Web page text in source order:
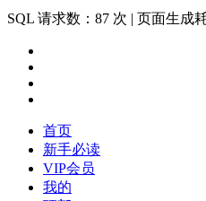
SQL 请求数：87 次 | 页面生成
首页
新手必读
VIP会员
我的